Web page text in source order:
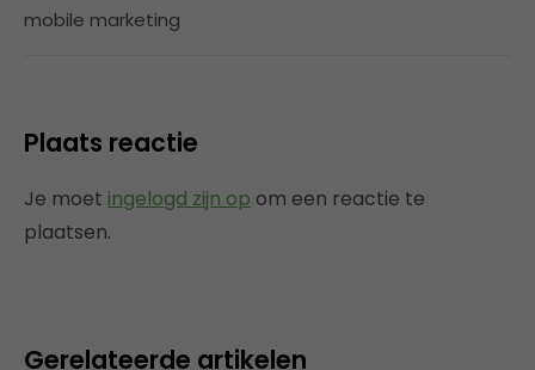
mobile marketing
Plaats reactie
Je moet ingelogd zijn op om een reactie te
plaatsen.
Gerelateerde artikelen